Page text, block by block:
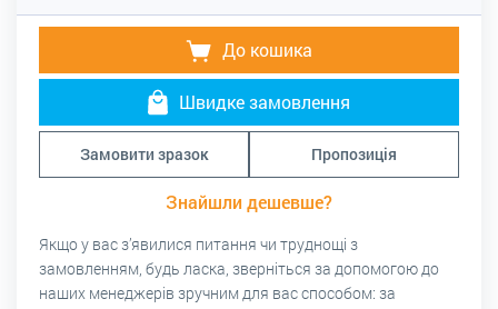
До кошика
Швидке замовлення
Замовити зразок Пропозиція
Знайшли дешевше?
Якщо у вас з’явилися питання чи труднощі з
замовленням, будь ласка, зверніться за допомогою до
наших менеджерів зручним для вас способом: за